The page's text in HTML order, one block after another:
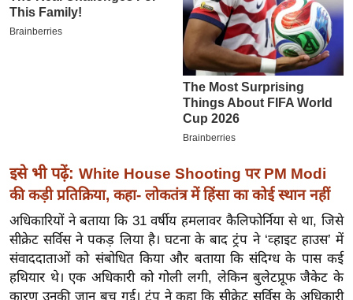
ई
-
बे
मि
सा
ल
श
इसे भी पढ़ें: White House Shooting पर PM Modi
की कड़ी प्रतिक्रिया, कहा- लोकतंत्र में हिंसा का कोई स्थान नहीं
अधिकारियों ने बताया कि 31 वर्षीय हमलावर कैलिफोर्निया से था, जिसे
सीक्रेट सर्विस ने पकड़ लिया है। घटना के बाद ट्रंप ने ‘व्हाइट हाउस’ में
संवाददाताओं को संबोधित किया और बताया कि संदिग्ध के पास कई
हथियार थे। एक अधिकारी को गोली लगी, लेकिन बुलेटप्रूफ जैकेट के
कारण उनकी जान बच गई। ट्रंप ने कहा कि सीक्रेट सर्विस के अधिकारी